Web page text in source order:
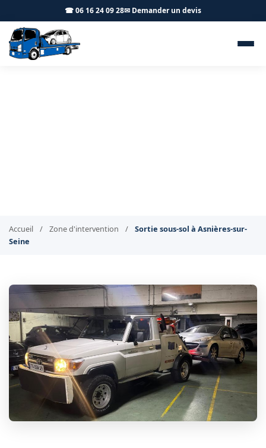
☎ 06 16 24 09 28✉ Demander un devis
Accueil / Zone d'intervention /
Sortie sous-sol à Asnières-sur-
Seine